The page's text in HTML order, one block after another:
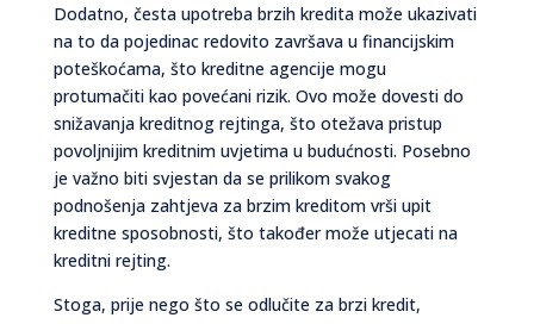
Dodatno, česta upotreba brzih kredita može ukazivati
na to da pojedinac redovito završava u financijskim
poteškoćama, što kreditne agencije mogu
protumačiti kao povećani rizik. Ovo može dovesti do
snižavanja kreditnog rejtinga, što otežava pristup
povoljnijim kreditnim uvjetima u budućnosti. Posebno
je važno biti svjestan da se prilikom svakog
podnošenja zahtjeva za brzim kreditom vrši upit
kreditne sposobnosti, što također može utjecati na
kreditni rejting.
Stoga, prije nego što se odlučite za brzi kredit,